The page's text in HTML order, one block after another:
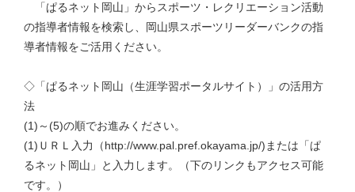
「ぱるネット岡山」からスポーツ・レクリエーション活動
の指導者情報を検索し、岡山県スポーツリーダーバンクの指
導者情報をご活用ください。
◇「ぱるネット岡山（生涯学習ポータルサイト）」の活用方
法
(1)～(5)の順でお進みください。
(1)ＵＲＬ入力（http://www.pal.pref.okayama.jp/)または「ぱ
るネット岡山」と入力します。（下のリンクもアクセス可能
です。）